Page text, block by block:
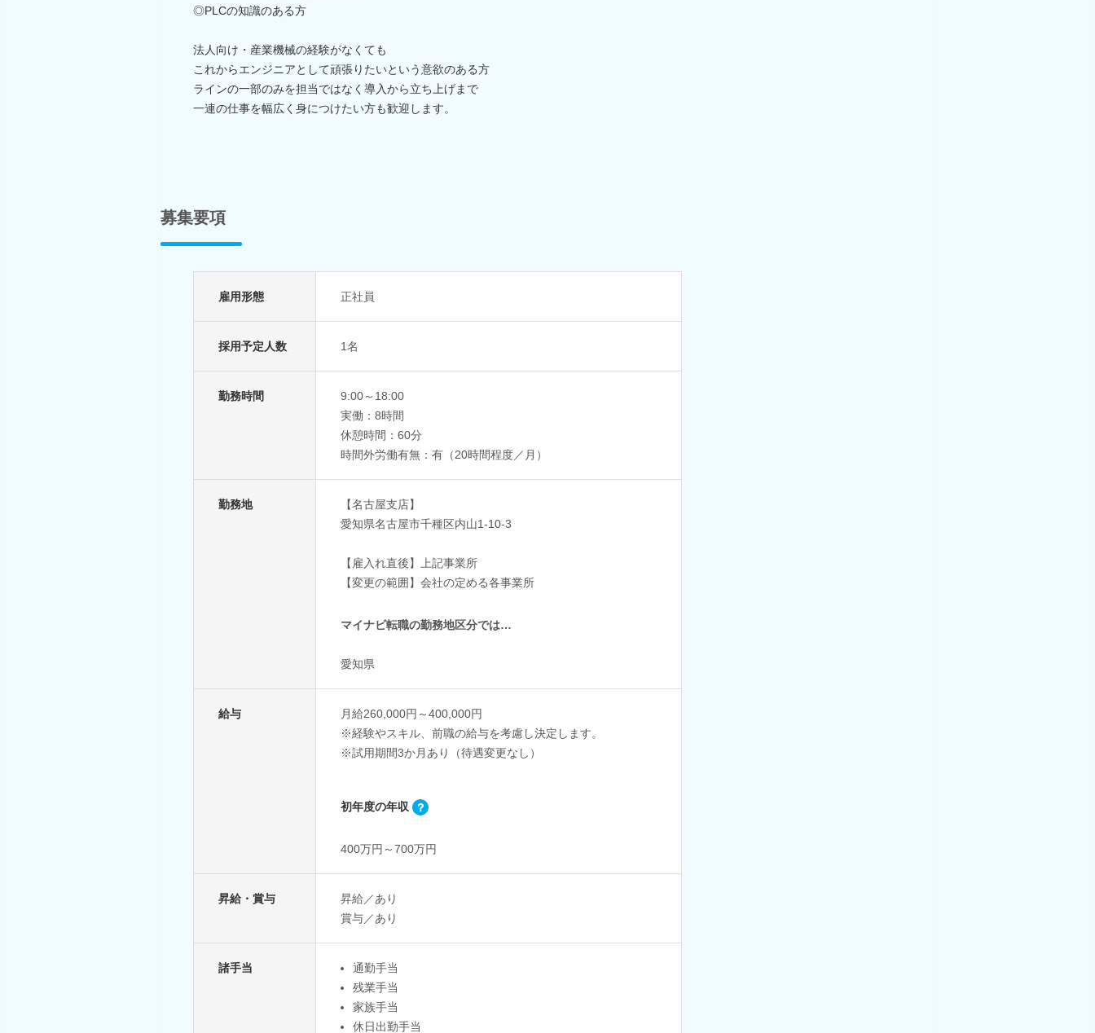
◎PLCの知識のある方
法人向け・産業機械の経験がなくても
これからエンジニアとして頑張りたいという意欲のある方
ラインの一部のみを担当ではなく導入から立ち上げまで
一連の仕事を幅広く身につけたい方も歓迎します。
募集要項
雇用形態 正社員
採用予定人数 1名
勤務時間
9:00～18:00
実働：8時間
休憩時間：60分
時間外労働有無：有（20時間程度／月）
勤務地
【名古屋支店】
愛知県名古屋市千種区内山1-10-3
【雇入れ直後】上記事業所
【変更の範囲】会社の定める各事業所
マイナビ転職の勤務地区分では…
愛知県
給与
月給260,000円～400,000円
※経験やスキル、前職の給与を考慮し決定します。
※試用期間3か月あり（待遇変更なし）
初年度の年収
400万円～700万円
昇給・賞与
昇給／あり
賞与／あり
諸手当
通勤手当
残業手当
家族手当
休日出勤手当